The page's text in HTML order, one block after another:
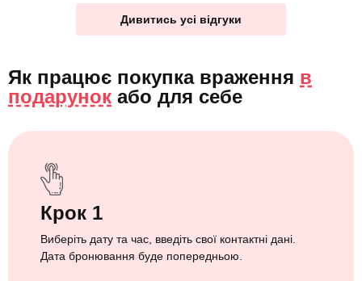
Дивитись усі відгуки
Як працює покупка враження в
подарунок або для себе
Крок 1
Виберіть дату та час, введіть свої контактні дані.
Дата бронювання буде попередньою.